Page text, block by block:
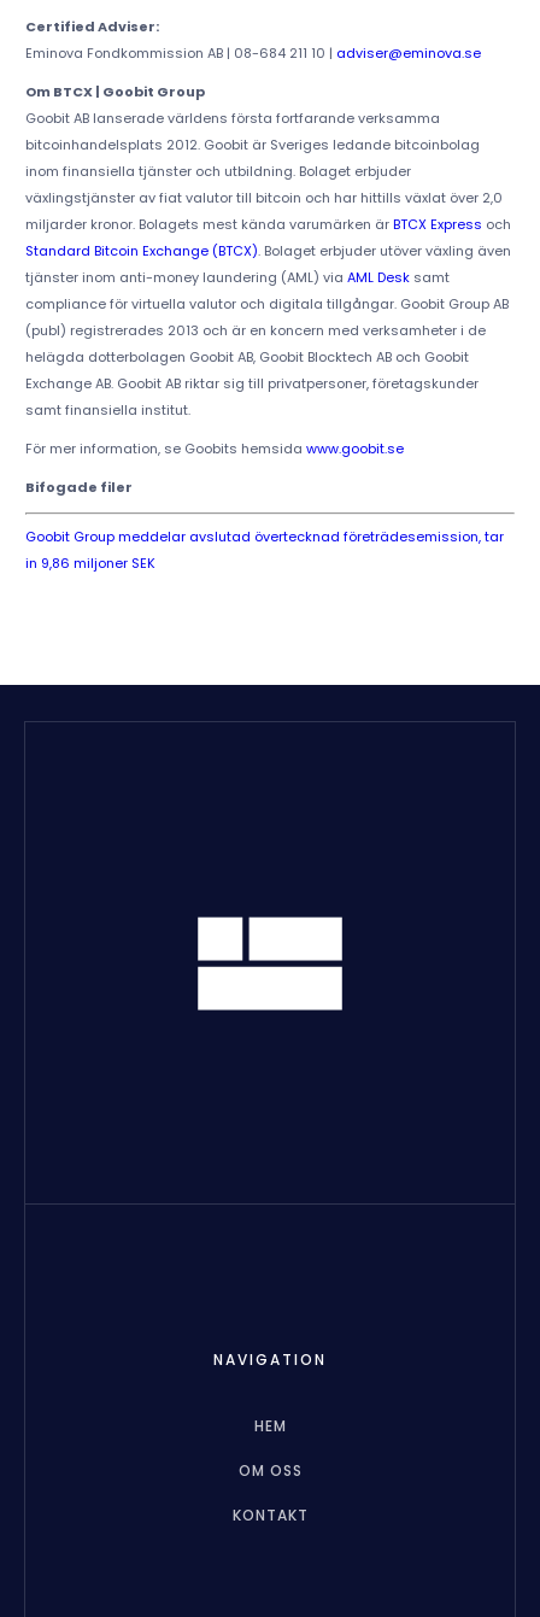
Certified Adviser:
Eminova Fondkommission AB | 08-684 211 10 | adviser@eminova.se
Om BTCX | Goobit Group
Goobit AB lanserade världens första fortfarande verksamma
bitcoinhandelsplats 2012. Goobit är Sveriges ledande bitcoinbolag
inom finansiella tjänster och utbildning. Bolaget erbjuder
växlingstjänster av fiat valutor till bitcoin och har hittills växlat över 2,0
miljarder kronor. Bolagets mest kända varumärken ärBTCX Express och
Standard Bitcoin Exchange (BTCX). Bolaget erbjuder utöver växling även
tjänster inom anti-money laundering (AML) via AML Desksamt
compliance för virtuella valutor och digitala tillgångar. Goobit Group AB
(publ) registrerades 2013 och är en koncern med verksamheter i de
helägda dotterbolagen Goobit AB, Goobit Blocktech AB och Goobit
Exchange AB. Goobit AB riktar sig till privatpersoner, företagskunder
samt finansiella institut.
För mer information, se Goobits hemsida www.goobit.se
Bifogade filer
Goobit Group meddelar avslutad övertecknad företrädesemission, tar
in 9,86 miljoner SEK
NAVIGATION
HEM
OM OSS
KONTAKT